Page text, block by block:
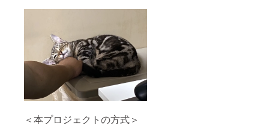
＜本プロジェクトの方式＞